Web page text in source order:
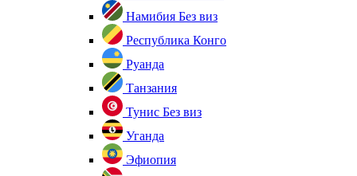
Намибия Без виз
Республика Конго
Руанда
Танзания
Тунис Без виз
Уганда
Эфиопия